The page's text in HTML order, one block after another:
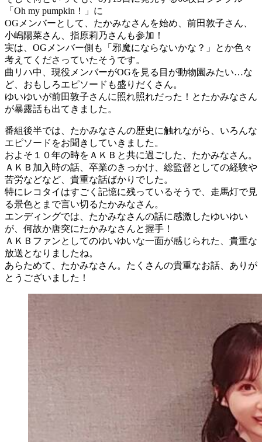
「Oh my pumpkin！」に
OGメンバーとして、たかみなさんを始め、前田敦子さん、
小嶋陽菜さん、指原莉乃さんも参加！
実は、OGメンバー側も「邪魔にならないかな？」とか色々
考えてくださっていたそうです。
曲リハ中、現役メンバーがOGを見る目が動物園みたい…な
ど、おもしろエピソードも盛りだくさん。
ゆいゆいが前田敦子さんに照れ照れだった！とたかみなさん
が暴露話も出てきました。
番組後半では、たかみなさんの歴史に触れながら、いろんな
エピソードをお聞きしていきました。
およそ１０年の時をＡＫＢと共に過ごした、たかみなさん。
ＡＫＢ加入時の話、卒業のきっかけ、総監督としての経験や
苦労などなど、貴重な話ばかりでした。
特にレコタイはすごく記憶に残っているそうで、走馬灯で見
る景色とまで言い切るたかみなさん。
エンディングでは、たかみなさんの話に感激したゆいゆい
が、何故か唐突にたかみなさんと握手！
ＡＫＢファンとしてのゆいゆいな一面が感じられた、貴重な
放送となりましたね。
あらためて、たかみなさん。たくさんの貴重なお話、ありが
とうございました！